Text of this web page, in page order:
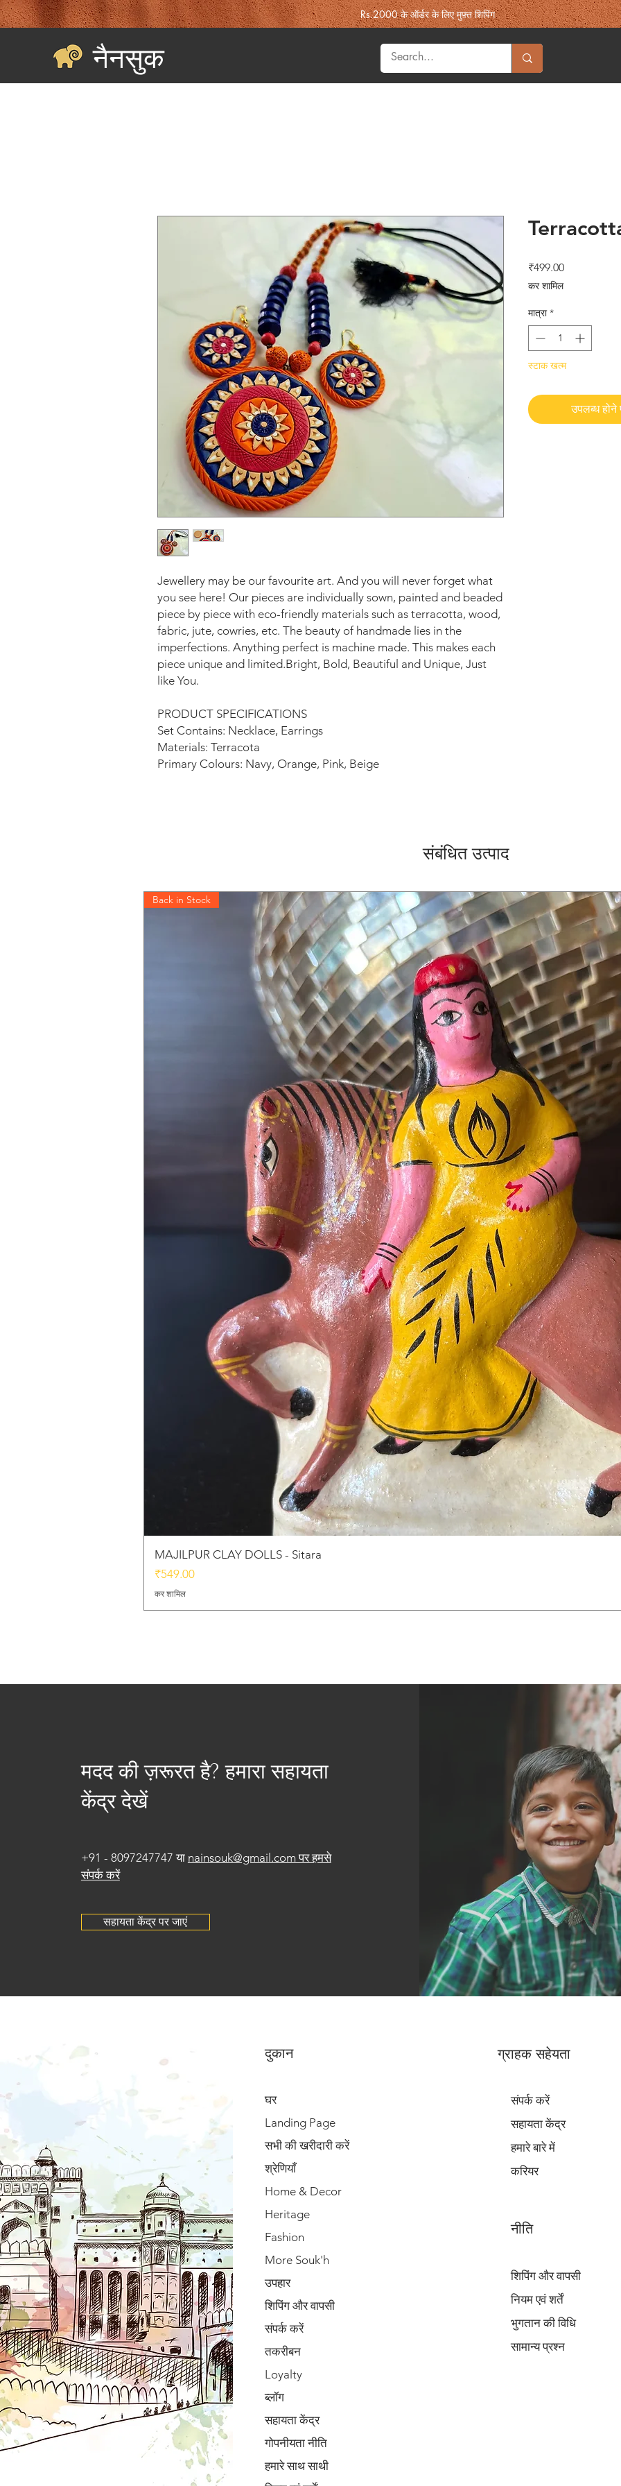
Rs.2000 के ऑर्डर के लिए मुफ़्त शिपिंग
नैनसुक
Jewellery may be our favourite art. And you will never forget what
you see here! Our pieces are individually sown, painted and beaded
piece by piece with eco-friendly materials such as terracotta, wood,
fabric, jute, cowries, etc. The beauty of handmade lies in the
imperfections. Anything perfect is machine made. This makes each
piece unique and limited.​Bright, Bold, Beautiful and Unique, Just
like You.
PRODUCT SPECIFICATIONS
Set Contains: Necklace, Earrings
Materials: Terracota
Primary Colours: Navy, Orange, Pink, Beige
₹499.00मूल्य
कर शामिल
मात्रा *
स्टाक खत्म
उपलब्ध होने
संबंधित उत्पाद
Back in Stock
MAJILPUR CLAY DOLLS - Sitara
मूल्य
₹549.00
कर शामिल
मदद की ज़रूरत है? हमारा सहायता
केंद्र देखें
+91 - 8097247747 या nainsouk@gmail.com पर हमसे
संपर्क करें
सहायता केंद्र पर जाएं
दुकान
घर
Landing Page
सभी की खरीदारी करें
श्रेणियाँ
Home & Decor
Heritage
Fashion
More Souk'h
उपहार
शिपिंग और वापसी
संपर्क करें
तकरीबन
Loyalty
ब्लॉग
सहायता केंद्र
गोपनीयता नीति
हमारे साथ साथी
ग्राहक सहेयता
संपर्क करें
सहायता केंद्र
हमारे बारे में
करियर
नीति
शिपिंग और वापसी
नियम एवं शर्तें
भुगतान की विधि
सामान्य प्रश्न